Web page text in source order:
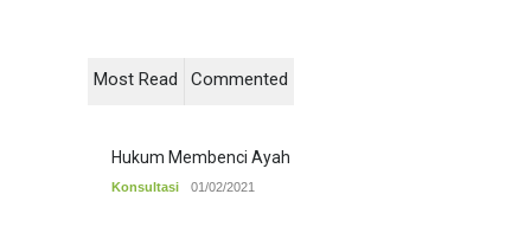
Most Read Commented
Hukum Membenci Ayah
Konsultasi 01/02/2021